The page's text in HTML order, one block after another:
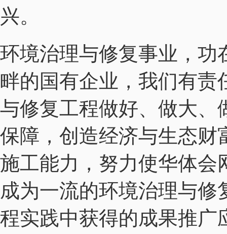
兴。
环境治理与修复事业，功
畔的国有企业，我们有责
与修复工程做好、做大、
保障，创造经济与生态财
施工能力，努力使华体会
成为一流的环境治理与
程实践中获得的成果推广